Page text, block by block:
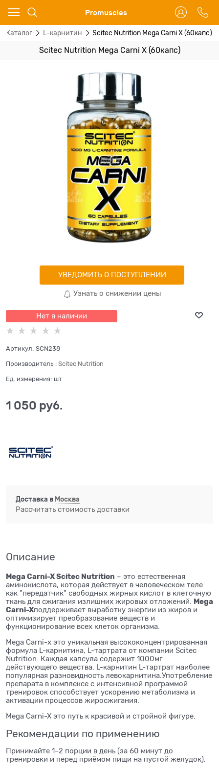
Promuscles
Каталог L-карнитин Scitec Nutrition Mega Carni X (60капс)
Scitec Nutrition Mega Carni X (60капс)
УВЕДОМИТЬ О ПОСТУПЛЕНИИ
Узнать о снижении цены
Нет в наличии
Артикул: SCN238
Производитель : Scitec Nutrition
Ед. измерения: шт
1 050 руб.
Доставка в Москва
Рассчитать стоимость доставки
Описание
Mega Carni-X Scitec Nutrition – это естественная
аминокислота, которая действует в человеческом теле
как "передатчик" свободных жирных кислот в клеточную
ткань для сжигания излишних жировых отложений. Mega
Carni-Xподдерживает выработку энергии из жиров и
оптимизирует преобразование веществ и
функционирование всех клеток организма.
Mega Carni-x это уникальная высококонцентрированная
формула L-карнитина, L-тартрата от компании Scitec
Nutrition. Каждая капсула содержит 1000мг
действующего вещества. L-карнитин L-тартрат наиболее
популярная разновидность левокарнитина.Употребление
препарата в комплексе с интенсивной программой
тренировок способствует ускорению метаболизма и
активации процессов жиросжигания.
Mega Carni-X это путь к красивой и стройной фигуре.
Рекомендации по применению
Принимайте 1–2 порции в день (за 60 минут до
тренировки и перед приёмом пищи на пустой желудок).
Ваш город - Москва,
угадали?
ДА НЕТ